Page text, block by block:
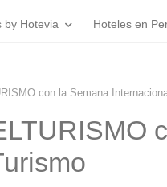
by Hotevia Hoteles en
con la Semana